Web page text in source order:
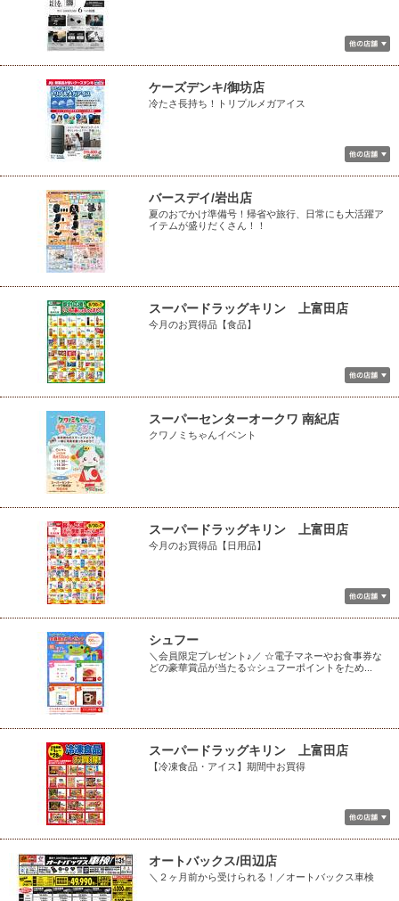
ケーズデンキ/御坊店
冷たさ長持ち！トリプルメガアイス
バースデイ/岩出店
夏のおでかけ準備号！帰省や旅行、日常にも大活躍ア
イテムが盛りだくさん！！
スーパードラッグキリン 上富田店
今月のお買得品【食品】
スーパーセンターオークワ 南紀店
クワノミちゃんイベント
スーパードラッグキリン 上富田店
今月のお買得品【日用品】
シュフー
＼会員限定プレゼント♪／ ☆電子マネーやお食事券な
どの豪華賞品が当たる☆シュフーポイントをため...
スーパードラッグキリン 上富田店
【冷凍食品・アイス】期間中お買得
オートバックス/田辺店
＼２ヶ月前から受けられる！／オートバックス車検